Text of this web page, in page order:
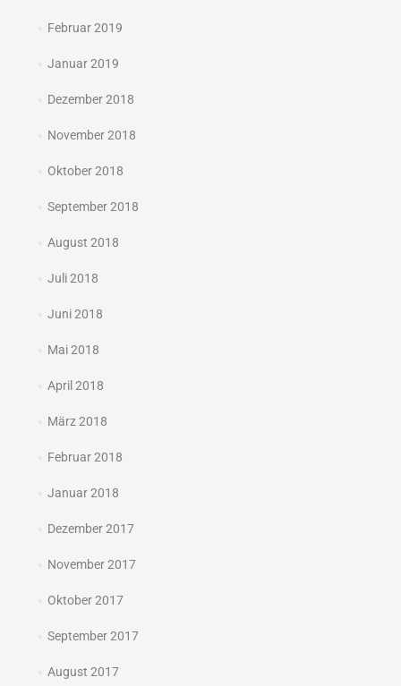
Februar 2019
Januar 2019
Dezember 2018
November 2018
Oktober 2018
September 2018
August 2018
Juli 2018
Juni 2018
Mai 2018
April 2018
März 2018
Februar 2018
Januar 2018
Dezember 2017
November 2017
Oktober 2017
September 2017
August 2017